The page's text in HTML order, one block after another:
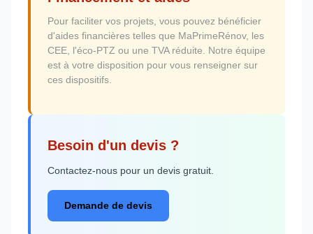
Pour faciliter vos projets, vous pouvez bénéficier
d'aides financières telles que MaPrimeRénov, les
CEE, l'éco-PTZ ou une TVA réduite. Notre équipe
est à votre disposition pour vous renseigner sur
ces dispositifs.
Besoin d'un devis ?
Contactez-nous pour un devis gratuit.
Demande de devis